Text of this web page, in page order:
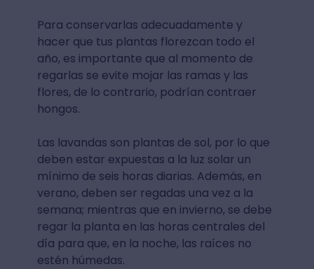
Para conservarlas adecuadamente y
hacer que tus plantas florezcan todo el
año, es importante que al momento de
regarlas se evite mojar las ramas y las
flores, de lo contrario, podrían contraer
hongos.
Las lavandas son plantas de sol, por lo que
deben estar expuestas a la luz solar un
mínimo de seis horas diarias. Además, en
verano, deben ser regadas una vez a la
semana; mientras que en invierno, se debe
regar la planta en las horas centrales del
día para que, en la noche, las raíces no
estén húmedas.